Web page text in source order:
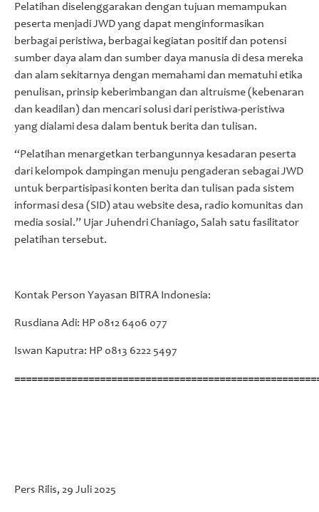
Pelatihan diselenggarakan dengan tujuan memampukan
peserta menjadi JWD yang dapat menginformasikan
berbagai peristiwa, berbagai kegiatan positif dan potensi
sumber daya alam dan sumber daya manusia di desa mereka
dan alam sekitarnya dengan memahami dan mematuhi etika
penulisan, prinsip keberimbangan dan altruisme (kebenaran
dan keadilan) dan mencari solusi dari peristiwa-peristiwa
yang dialami desa dalam bentuk berita dan tulisan.
“Pelatihan menargetkan terbangunnya kesadaran peserta
dari kelompok dampingan menuju pengaderan sebagai JWD
untuk berpartisipasi konten berita dan tulisan pada sistem
informasi desa (SID) atau website desa, radio komunitas dan
media sosial.” Ujar Juhendri Chaniago, Salah satu fasilitator
pelatihan tersebut.
Kontak Person Yayasan BITRA Indonesia:
Rusdiana Adi: HP 0812 6406 077
Iswan Kaputra: HP 0813 6222 5497
Pers Rilis, 29 Juli 2025